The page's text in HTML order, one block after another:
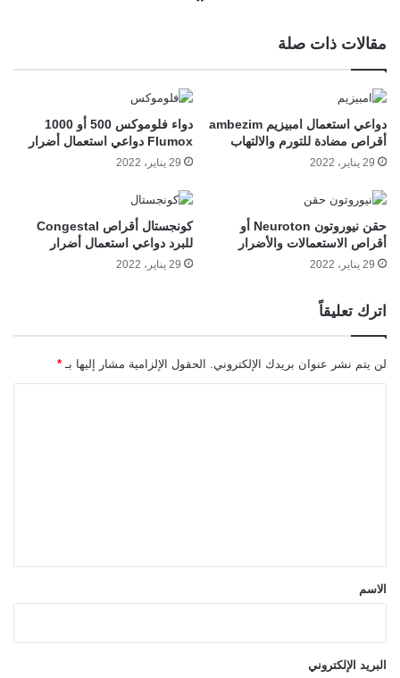
مقالات ذات صلة
دواعي استعمال امبيزيم ambezim
أقراص مضادة للتورم والالتهاب
29 يناير، 2022
دواء فلوموكس 500 أو 1000
Flumox دواعي استعمال أضرار
29 يناير، 2022
حقن نيوروتون Neuroton أو
أقراص الاستعمالات والأضرار
29 يناير، 2022
كونجستال أقراص Congestal
للبرد دواعي استعمال أضرار
29 يناير، 2022
اترك تعليقاً
لن يتم نشر عنوان بريدك الإلكتروني. الحقول الإلزامية مشار إليها بـ *
*الاسم
البريد الإلكتروني